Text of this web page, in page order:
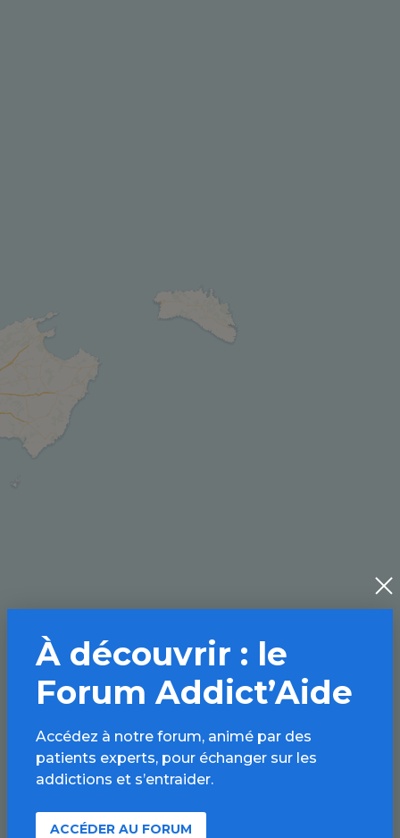
À découvrir : le
Forum Addict’Aide
Accédez à notre forum, animé par des
patients experts, pour échanger sur les
addictions et s’entraider.
ACCÉDER AU FORUM